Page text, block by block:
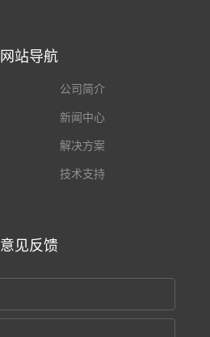
网站导航
公司简介
新闻中心
解决方案
技术支持
意见反馈